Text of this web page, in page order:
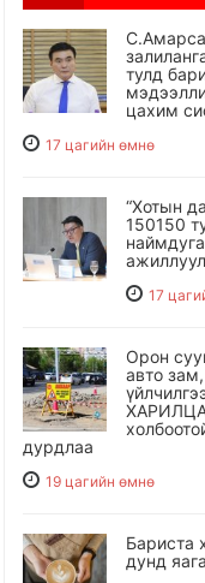
тулд
цахим
17 цагийн өмнө
“Хотын
150150
17
Орон
авто
дурдлаа
19 цагийн өмнө
Бариста
дунд